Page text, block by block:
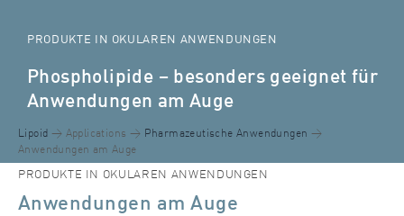
PRODUKTE IN OKULAREN ANWENDUNGEN
Phospholipide – besonders geeignet für
Anwendungen am Auge
Lipoid Applications
Pharmazeutische Anwendungen
Anwendungen am Auge
PRODUKTE IN OKULAREN ANWENDUNGEN
Anwendungen am Auge